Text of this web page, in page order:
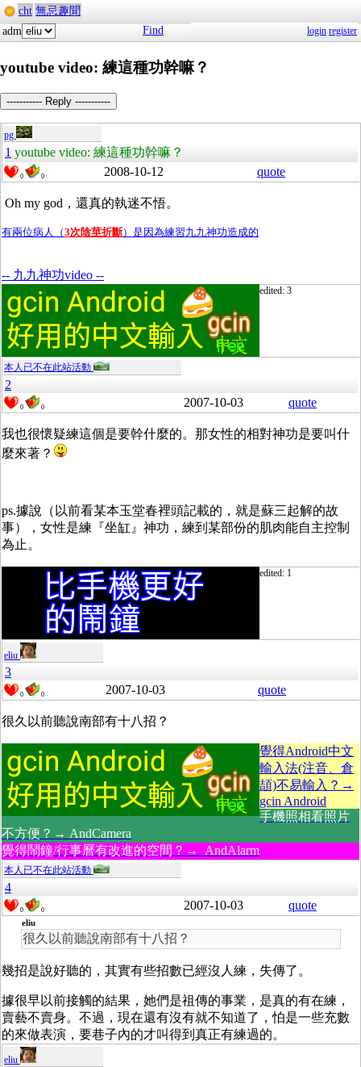
cht 無忌趣聞
adm
Find login register
youtube video: 練這種功幹嘛？
----------- Reply -----------
pg
1 youtube video: 練這種功幹嘛？
0 0 2008-10-12 quote
Oh my god，還真的執迷不悟。
有兩位病人（3次陰莖折斷）是因為練習九九神功造成的
-- 九九神功video --
edited: 3
本人已不在此站活動
2
0 0 2007-10-03 quote
我也很懷疑練這個是要幹什麼的。那女性的相對神功是要叫什
麼來著？
ps.據說（以前看某本玉堂春裡頭記載的，就是蘇三起解的故
事），女性是練『坐缸』神功，練到某部份的肌肉能自主控制
為止。
edited: 1
eliu
3
0 0 2007-10-03 quote
很久以前聽說南部有十八招？
覺得Android中文
輸入法(注音、倉
頡)不易輸入？→
gcin Android
手機照相看照片
不方便？→ AndCamera
覺得鬧鐘/行事曆有改進的空間？→ AndAlarm
本人已不在此站活動
4
0 0 2007-10-03 quote
eliu
很久以前聽說南部有十八招？
幾招是說好聽的，其實有些招數已經沒人練，失傳了。
據很早以前接觸的結果，她們是祖傳的事業，是真的有在練，
賣藝不賣身。不過，現在還有沒有就不知道了，怕是一些充數
的來做表演，要巷子內的才叫得到真正有練過的。
eliu